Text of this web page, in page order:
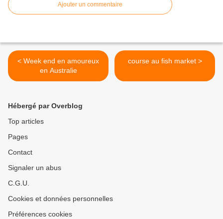
Ajouter un commentaire
< Week end en amoureux
en Australie
course au fish market >
Hébergé par Overblog
Top articles
Pages
Contact
Signaler un abus
C.G.U.
Cookies et données personnelles
Préférences cookies